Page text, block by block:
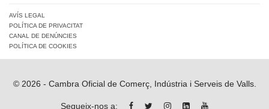
AVÍS LEGAL
POLÍTICA DE PRIVACITAT
CANAL DE DENÚNCIES
POLÍTICA DE COOKIES
© 2026 - Cambra Oficial de Comerç, Indústria i Serveis de Valls.
Segueix-nos a: